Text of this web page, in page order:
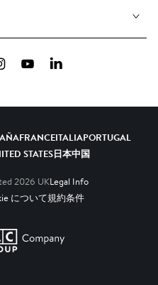
YouTubeLinkedIn
FRANCEITALIAPORTUGAL
STATES日本中国
2026 UKLegal Info
について規約条件
SESAC Company